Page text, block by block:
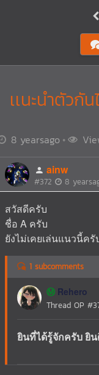
เเนะนำตัว
8 yearsago
ainw
#372 8
สวัสดีครับ
ชื่อ A ครับ
ยังไม่เคยเล่นแนวนี้ครั
1 subcomments
Ⓜ️ Rehero
Thread OP
ยินที่ได้รู้จักครับ ยิ